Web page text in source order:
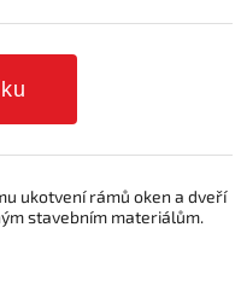
ukotvení rámů oken a dveří
stavebním materiálům.